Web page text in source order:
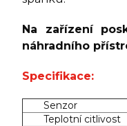
Na zařízení
náhradního
Specifikace:
Senzor
Teplotní citlivost